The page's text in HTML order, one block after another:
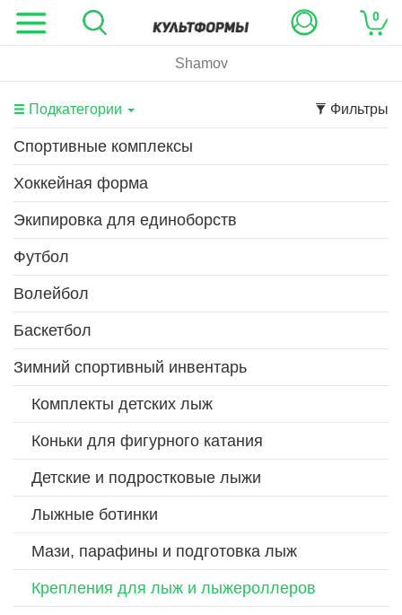
0
Shamov
Подкатегории Фильтры
Спортивные комплексы
Хоккейная форма
Экипировка для единоборств
Футбол
Волейбол
Баскетбол
Зимний спортивный инвентарь
Комплекты детских лыж
Коньки для фигурного катания
Детские и подростковые лыжи
Лыжные ботинки
Мази, парафины и подготовка лыж
Крепления для лыж и лыжероллеров